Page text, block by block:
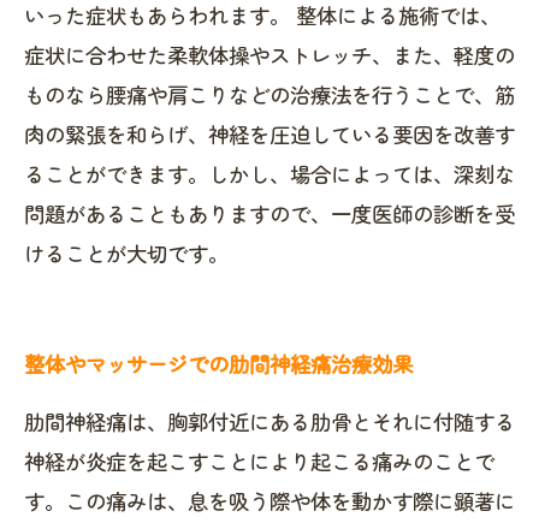
いった症状もあらわれます。 整体による施術では、
症状に合わせた柔軟体操やストレッチ、また、軽度の
ものなら腰痛や肩こりなどの治療法を行うことで、筋
肉の緊張を和らげ、神経を圧迫している要因を改善す
ることができます。しかし、場合によっては、深刻な
問題があることもありますので、一度医師の診断を受
けることが大切です。
整体やマッサージでの肋間神経痛治療効果
肋間神経痛は、胸郭付近にある肋骨とそれに付随する
神経が炎症を起こすことにより起こる痛みのことで
す。この痛みは、息を吸う際や体を動かす際に顕著に